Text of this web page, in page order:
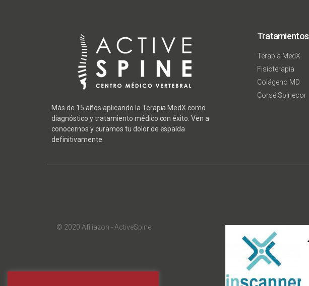
Más de 15 años aplicando la Terapia MedX como
diagnóstico y tratamiento médico con éxito. Ven a
conocernos y curamos tu dolor de espalda
definitivamente.
Tratamientos
Terapia MedX
Fisioterapia
Colágeno MD
Corsé Spinecor
© 2020 Afiliazon - ActiveSpine